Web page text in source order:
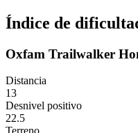
Índice de
Oxfam Trailwalker
Distancia
13
Desnivel positivo
22.5